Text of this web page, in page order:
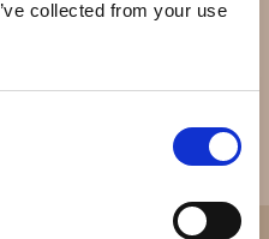
collected from your use